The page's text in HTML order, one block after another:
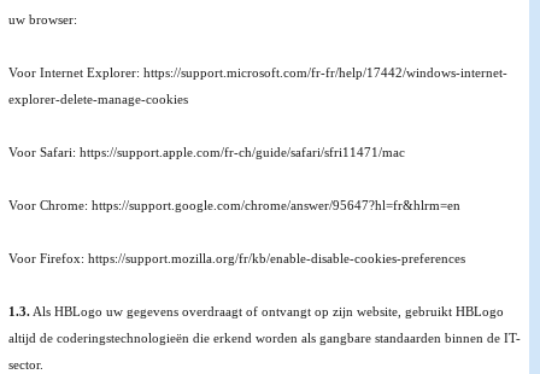
uw browser:
Voor Internet Explorer: https://support.microsoft.com/fr-fr/help/17442/windows-internet-
explorer-delete-manage-cookies
Voor Safari: https://support.apple.com/fr-ch/guide/safari/sfri11471/mac
Voor Chrome: https://support.google.com/chrome/answer/95647?hl=fr&hlrm=en
Voor Firefox: https://support.mozilla.org/fr/kb/enable-disable-cookies-preferences
1.3.Als HBLogo uw gegevens overdraagt of ontvangt op zijn website, gebruikt HBLogo
altijd de coderingstechnologieën die erkend worden als gangbare standaarden binnen de IT-
sector.